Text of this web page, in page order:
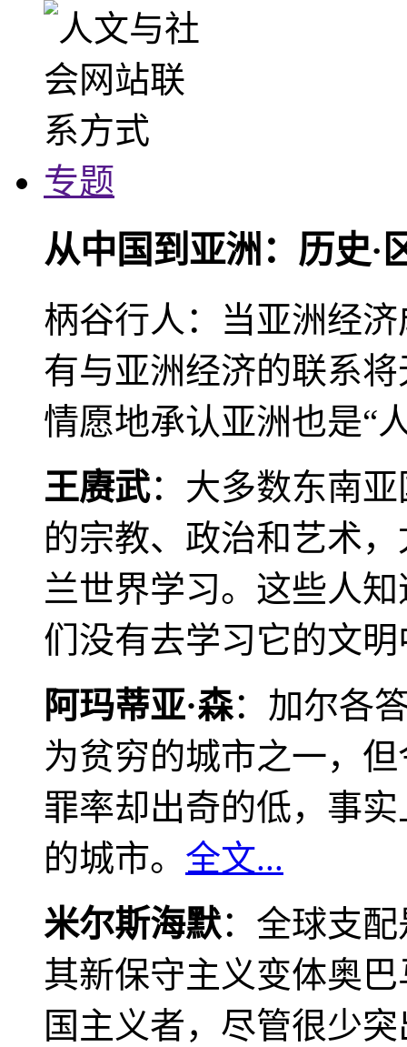
专题
从中国到亚洲：历史·
柄谷行人：当亚洲经
有与亚洲经济的联系
情愿地承认亚洲也是“
王赓武：大多数东南
的宗教、政治和艺术
兰世界学习。这些人
们没有去学习它的文
阿玛蒂亚·森：加尔各
为贫穷的城市之一，
罪率却出奇的低，事
的城市。 全文...
米尔斯海默：全球支
其新保守主义变体奥
国主义者，尽管很少